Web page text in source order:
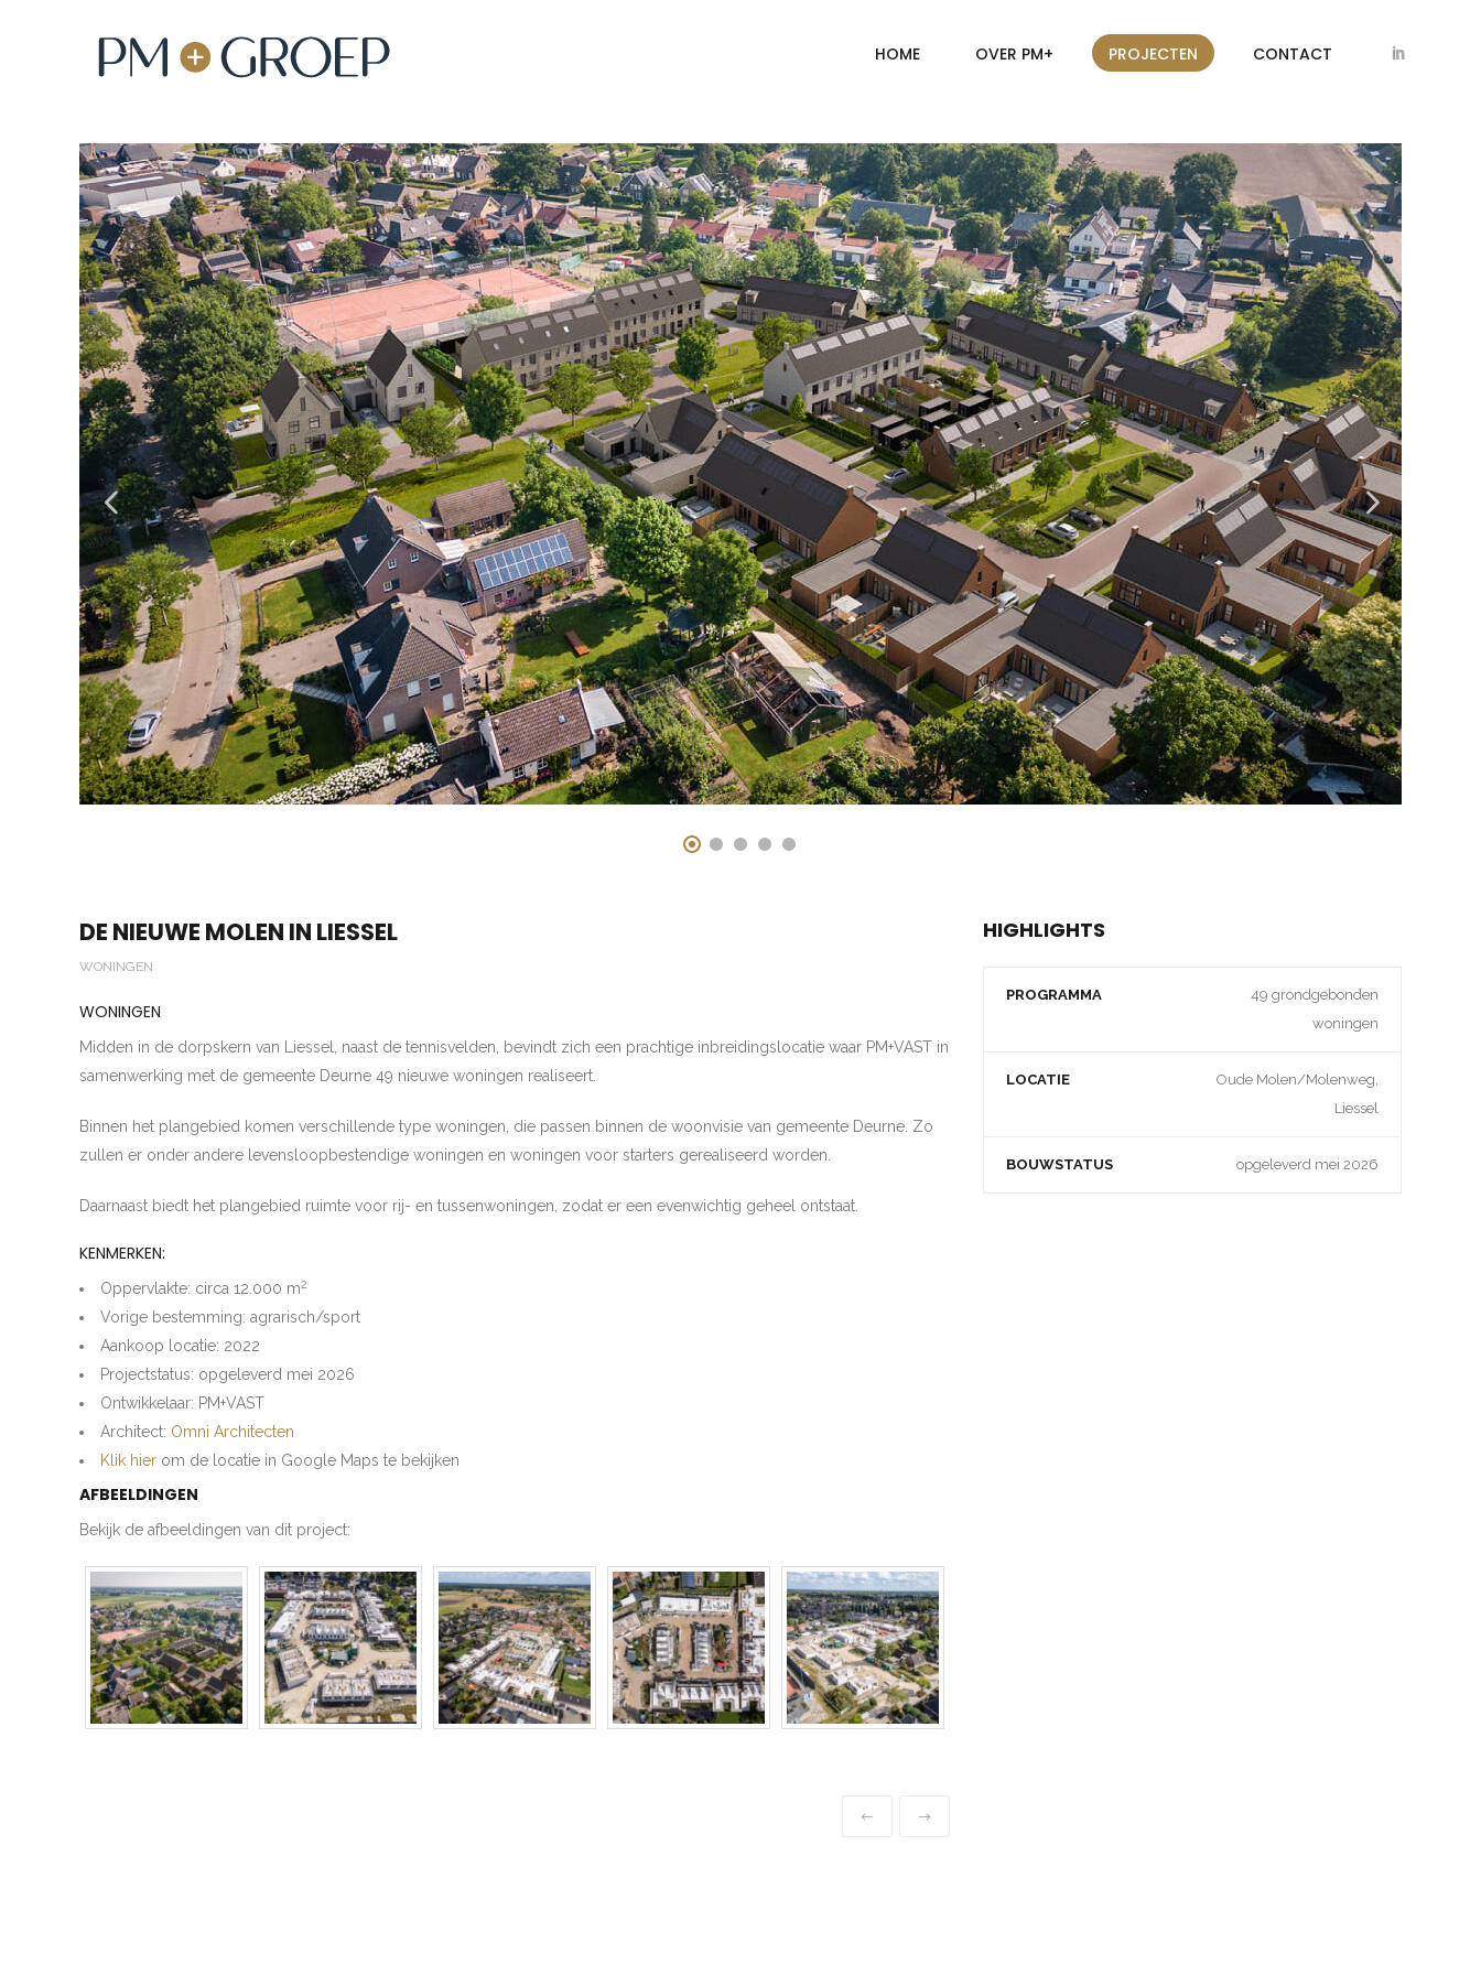
HOME OVER PM+ PROJECTEN CONTACT
DE NIEUWE MOLEN IN LIESSEL
WONINGEN
WONINGEN
Midden in de dorpskern van Liessel, naast de tennisvelden, bevindt zich een prachtige inbreidingslocatie waar PM+VAST in
samenwerking met de gemeente Deurne 49 nieuwe woningen realiseert.
Binnen het plangebied komen verschillende type woningen, die passen binnen de woonvisie van gemeente Deurne. Zo
zullen er onder andere levensloopbestendige woningen en woningen voor starters gerealiseerd worden.
Daarnaast biedt het plangebied ruimte voor rij- en tussenwoningen, zodat er een evenwichtig geheel ontstaat.
KENMERKEN:
Oppervlakte: circa 12.000 m2
Vorige bestemming: agrarisch/sport
Aankoop locatie: 2022
Projectstatus: opgeleverd mei 2026
Ontwikkelaar: PM+VAST
Architect: Omni Architecten
Klik hier om de locatie in Google Maps te bekijken
AFBEELDINGEN
Bekijk de afbeeldingen van dit project:
HIGHLIGHTS
PROGRAMMA
49 grondgebonden
woningen
LOCATIE
Oude Molen/Molenweg,
Liessel
BOUWSTATUS opgeleverd mei 2026